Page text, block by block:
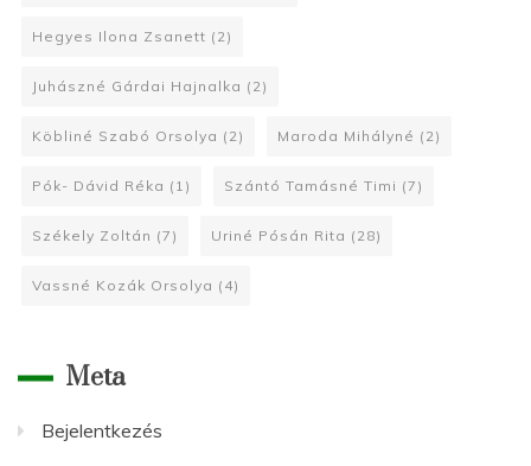
Hegyes Ilona Zsanett (2)
Juhászné Gárdai Hajnalka (2)
Köbliné Szabó Orsolya (2) Maroda Mihályné (2)
Pók- Dávid Réka (1) Szántó Tamásné Timi (7)
Székely Zoltán (7) Uriné Pósán Rita (28)
Vassné Kozák Orsolya (4)
Meta
Bejelentkezés